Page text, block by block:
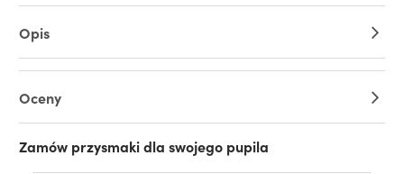
Opis
Oceny
Zamów przysmaki dla swojego pupila